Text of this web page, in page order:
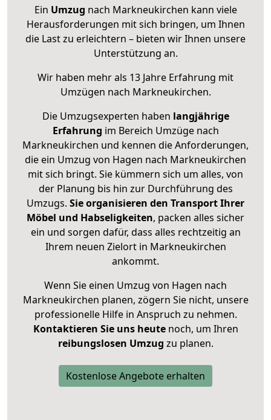
Ein Umzug nach Markneukirchen kann viele
Herausforderungen mit sich bringen, um Ihnen
die Last zu erleichtern – bieten wir Ihnen unsere
Unterstützung an.
Wir haben mehr als 13 Jahre Erfahrung mit
Umzügen nach Markneukirchen.
Die Umzugsexperten haben langjährige
Erfahrung im Bereich Umzüge nach
Markneukirchen und kennen die Anforderungen,
die ein Umzug von Hagen nach Markneukirchen
mit sich bringt. Sie kümmern sich um alles, von
der Planung bis hin zur Durchführung des
Umzugs. Sie organisieren den Transport Ihrer
Möbel und Habseligkeiten, packen alles sicher
ein und sorgen dafür, dass alles rechtzeitig an
Ihrem neuen Zielort in Markneukirchen
ankommt.
Wenn Sie einen Umzug von Hagen nach
Markneukirchen planen, zögern Sie nicht, unsere
professionelle Hilfe in Anspruch zu nehmen.
Kontaktieren Sie uns heutenoch, um Ihren
reibungslosen Umzug zu planen.
Kostenlose Angebote erhalten